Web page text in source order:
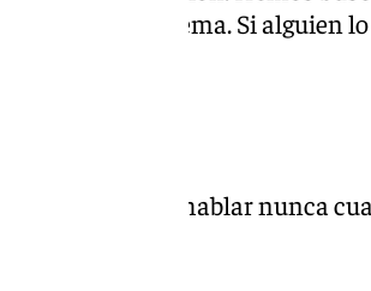
ni Benzema. Si alguien
hablo. No voy a hablar nunca